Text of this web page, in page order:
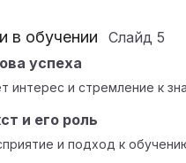
в обучении Слайд 5
успеха
интерес и стремление к
и его роль
и подход к